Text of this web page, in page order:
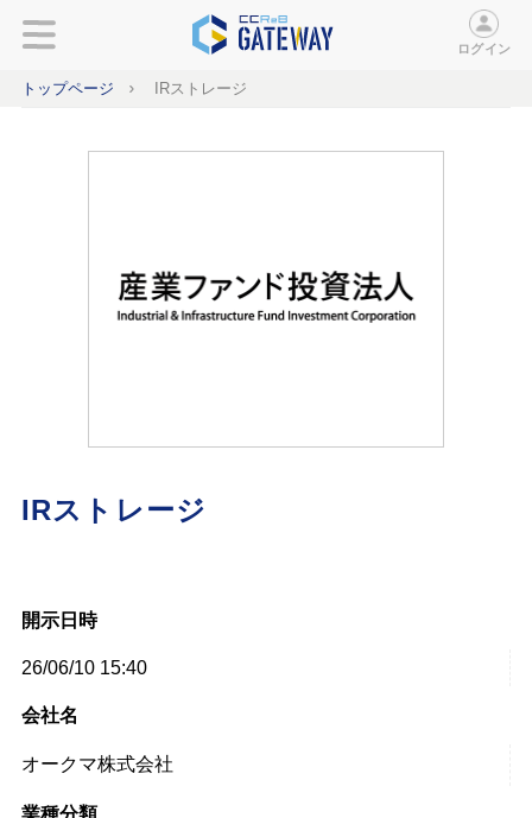
ログイン
トップページ IRストレージ
IRストレージ
開示日時
26/06/10 15:40
会社名
オークマ株式会社